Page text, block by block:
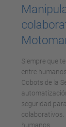
Siempre que
entre
Cobots de la
seguridad
colaborativos.
humanos.